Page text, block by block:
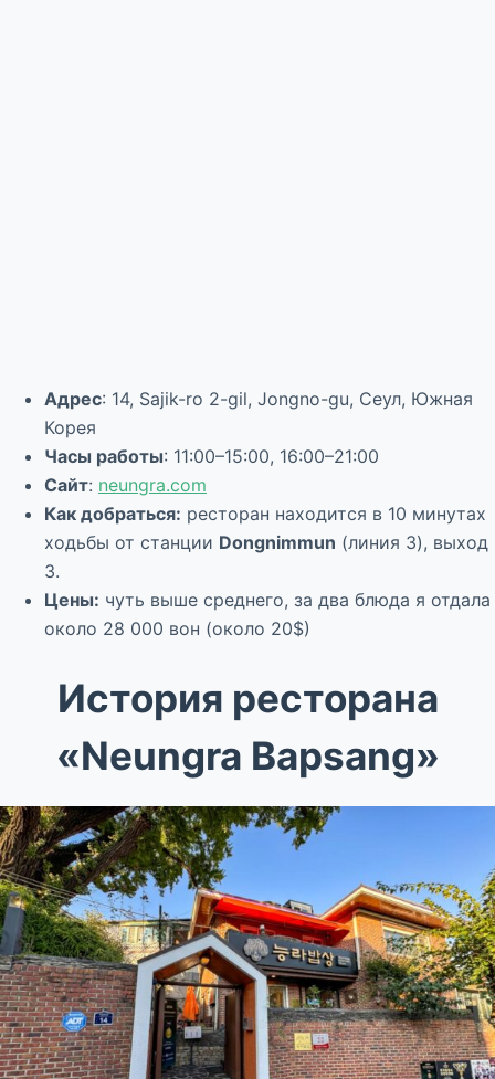
Адрес: 14, Sajik-ro 2-gil, Jongno-gu, Сеул, Южная
Корея
Часы работы: 11:00–15:00, 16:00–21:00
Сайт: neungra.com
Как добраться: ресторан находится в 10 минутах
ходьбы от станции Dongnimmun (линия 3), выход
3.
Цены: чуть выше среднего, за два блюда я отдала
около 28 000 вон (около 20$)
История ресторана
«Neungra Bapsang»